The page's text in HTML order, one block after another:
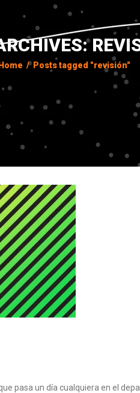
/ Posts tagged "revisión"
pasa un día cualquiera en el